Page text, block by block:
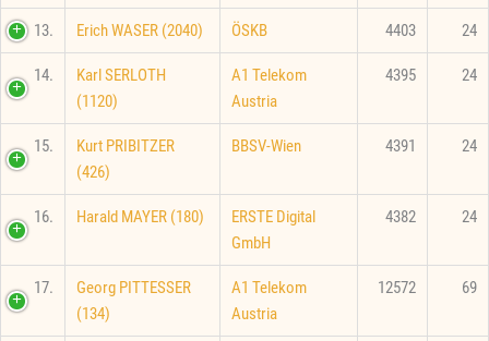
13. Erich WASER (2040) ÖSKB 4403 24
14.
Karl SERLOTH
(1120)
A1 Telekom
Austria
4395 24
15.
Kurt PRIBITZER
(426)
BBSV-Wien 4391 24
16. Harald MAYER (180)
ERSTE Digital
GmbH
4382 24
17.
Georg PITTESSER
(134)
A1 Telekom
Austria
12572 69